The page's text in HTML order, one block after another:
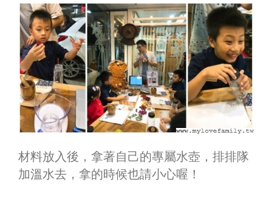
材料放入後，拿著自己的專屬水壺，排排隊
加溫水去，拿的時候也請小心喔！